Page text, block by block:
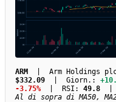
ARM | Arm Holdings
$332.09 | Giorn.:
-3.75% | RSI: 49.8 |
Al di sopra di MA50,